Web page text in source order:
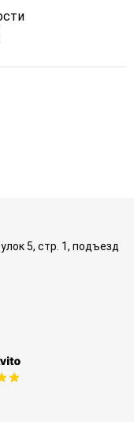
5, стр. 1, подъезд